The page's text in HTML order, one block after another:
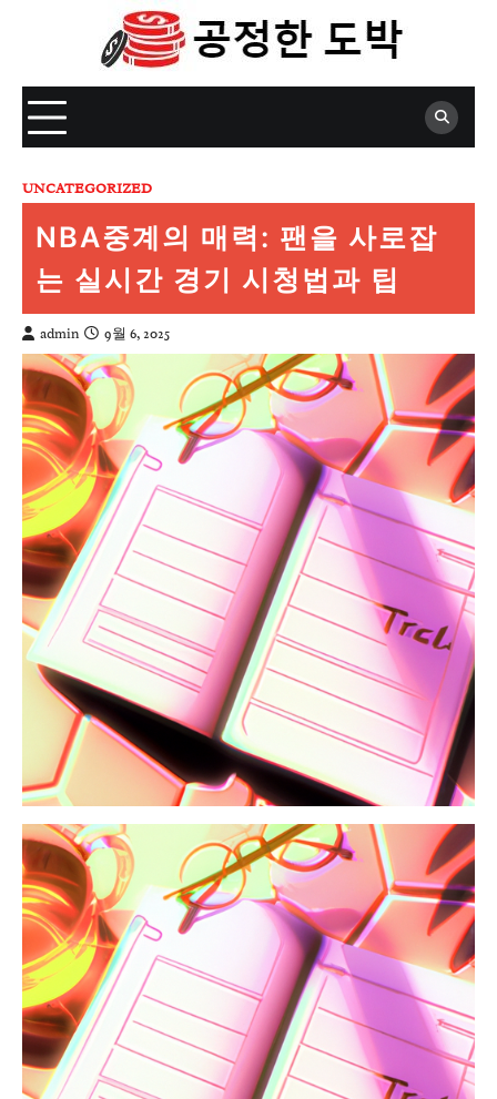
UNCATEGORIZED
NBA중계의 매력: 팬을 사로잡
는 실시간 경기 시청법과 팁
admin 9월 6, 2025